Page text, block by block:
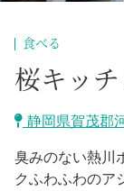
熱海市
沼津市
三島市
特集
旅の計画
モデルコース
宿泊・予約
食べる
桜キッチ
静岡県賀茂郡
臭みのない熱川
クふわふわのア